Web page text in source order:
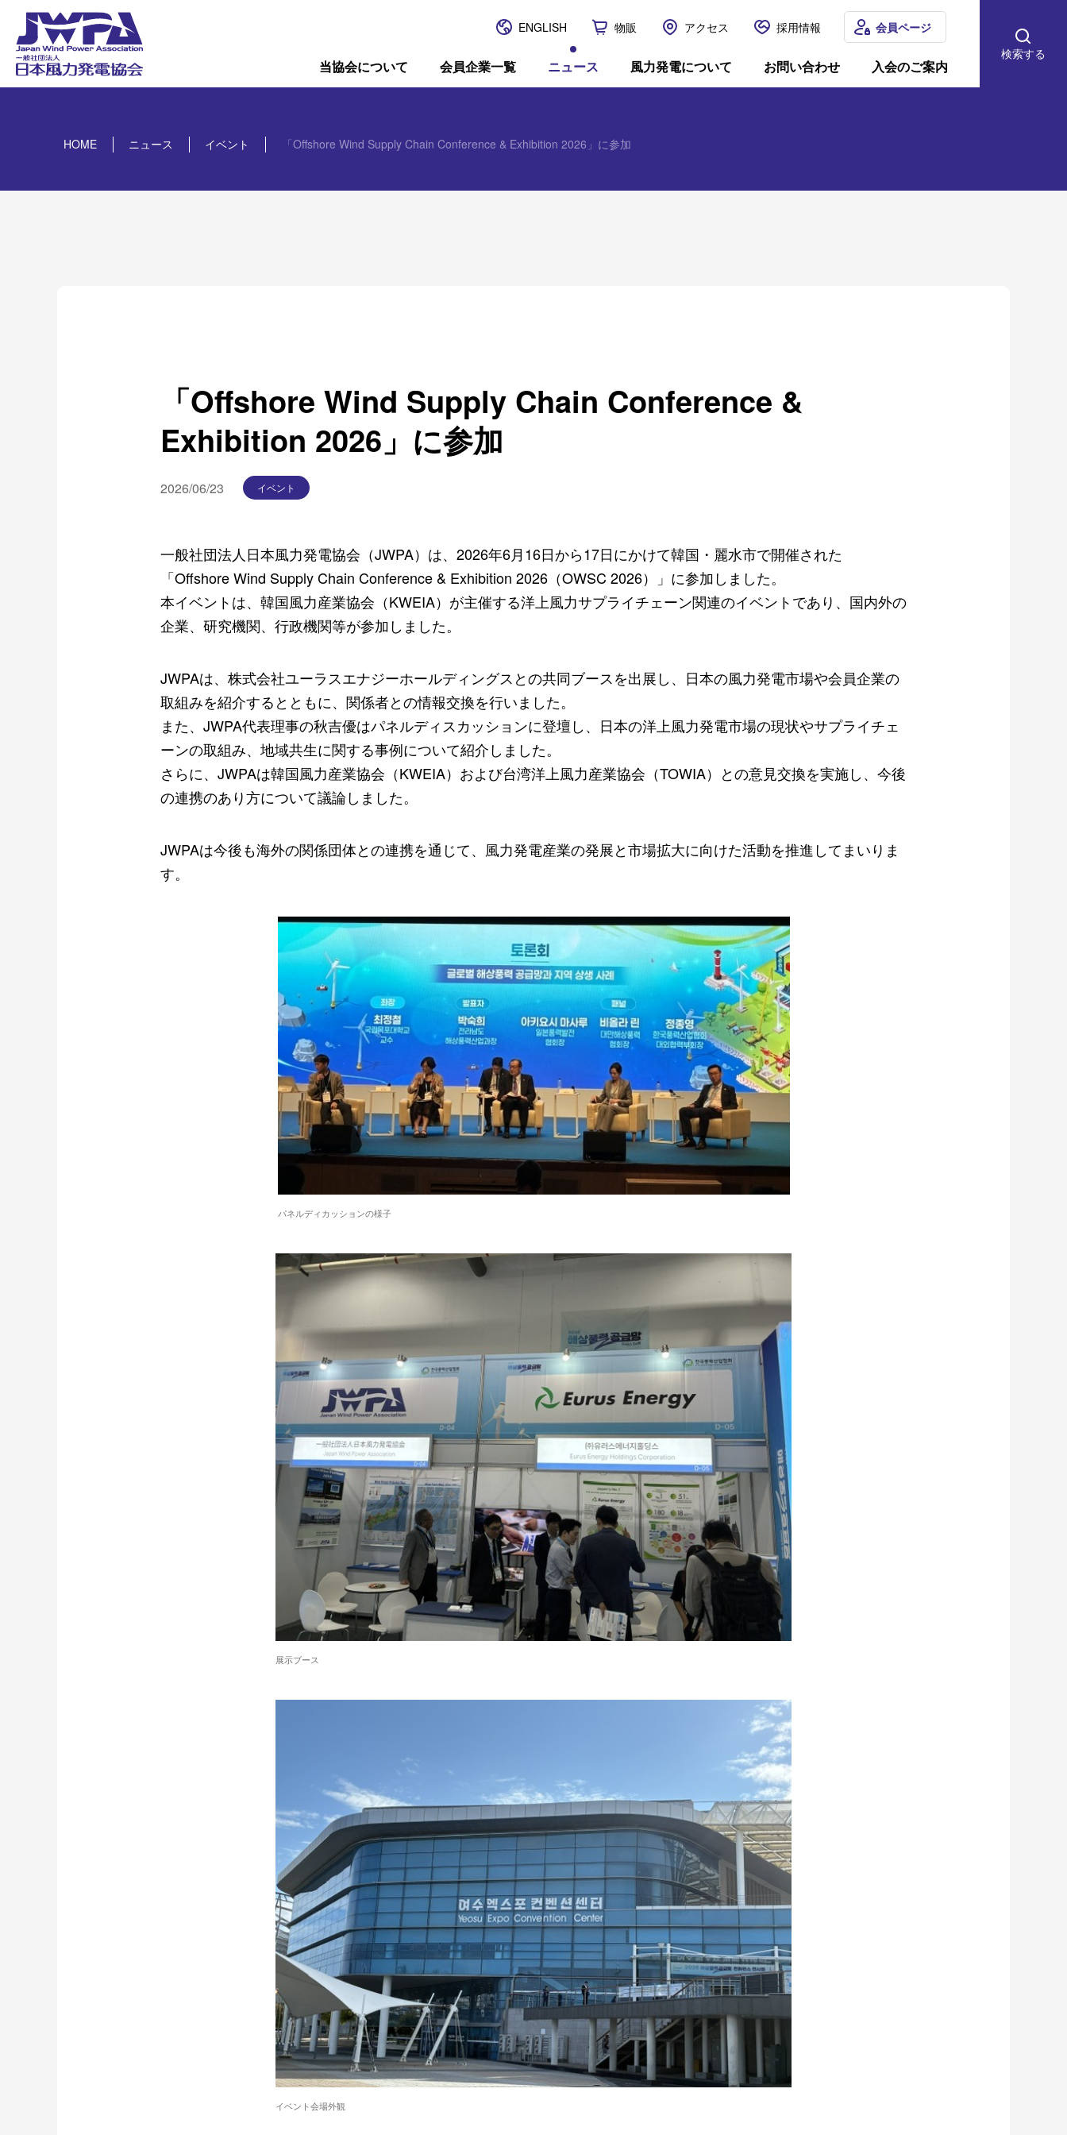
ENGLISH 物販 アクセス 採用情報
当協会について 会員企業一覧 ニュース 風力発電について お問い合わせ 入会のご案内
会員ページ
検索する
HOME ニュース イベント 「Offshore Wind Supply Chain Conference & Exhibition 2026」に参加
「Offshore Wind Supply Chain Conference &
Exhibition 2026」に参加
2026/06/23 イベント
一般社団法人日本風力発電協会（JWPA）は、 2026年6月16日から17日にかけて韓国・麗水市で開催された
「Offshore Wind Supply Chain Conference & Exhibition 2026 （OWSC 2026）」に参加しました。
本イベントは、韓国風力産業協会（KWEIA）が主催する洋上風力サプライチェーン関連のイベントであり、国内外の
企業、研究機関、行政機関等が参加しました。
JWPAは、株式会社ユーラスエナジーホールディングスとの共同ブースを出展し、日本の風力発電市場や会員企業の
取組みを紹介するとともに、関係者との情報交換を行いました。
また、 JWPA代表理事の秋吉優はパネルディスカッションに登壇し、日本の洋上風力発電市場の現状やサプライチェ
ーンの取組み、地域共生に関する事例について紹介しました。
さらに、 JWPAは韓国風力産業協会（KWEIA）および台湾洋上風力産業協会（TOWIA）との意見交換を実施し、今後
の連携のあり方について議論しました。
JWPAは今後も海外の関係団体との連携を通じて、風力発電産業の発展と市場拡大に向けた活動を推進してまいりま
す。
パネルディカッションの様子
展示ブース
イベント会場外観